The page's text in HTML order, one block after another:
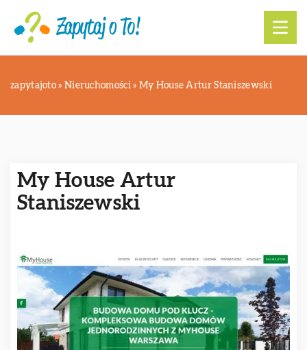
zapytajoto » Nieruchomości» My House Artur Staniszewski
My House Artur
Staniszewski